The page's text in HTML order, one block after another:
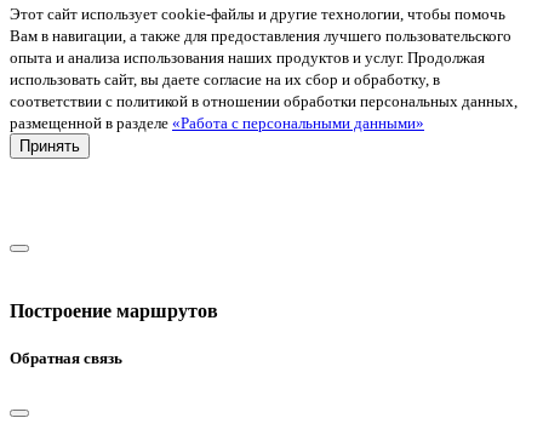
Этот сайт использует cookie-файлы и другие технологии, чтобы помочь
Вам в навигации, а также для предоставления лучшего пользовательского
опыта и анализа использования наших продуктов и услуг. Продолжая
использовать сайт, вы даете согласие на их сбор и обработку, в
соответствии с политикой в отношении обработки персональных данных,
размещенной в разделе «Работа с персональными данными»
Принять
Построение маршрутов
Обратная связь